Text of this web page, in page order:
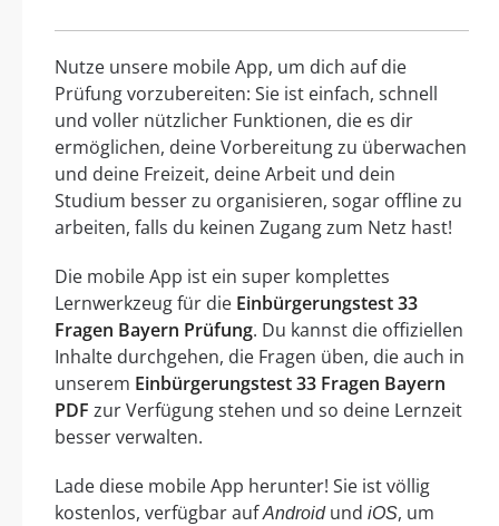
Nutze unsere mobile App, um dich auf die
Prüfung vorzubereiten: Sie ist einfach, schnell
und voller nützlicher Funktionen, die es dir
ermöglichen, deine Vorbereitung zu überwachen
und deine Freizeit, deine Arbeit und dein
Studium besser zu organisieren, sogar offline zu
arbeiten, falls du keinen Zugang zum Netz hast!
Die mobile App ist ein super komplettes
Lernwerkzeug für die Einbürgerungstest 33
Fragen Bayern Prüfung. Du kannst die offiziellen
Inhalte durchgehen, die Fragen üben, die auch in
unserem Einbürgerungstest 33 Fragen Bayern
PDF zur Verfügung stehen und so deine Lernzeit
besser verwalten.
Lade diese mobile App herunter! Sie ist völlig
kostenlos, verfügbar aufAndroidund iOS, um